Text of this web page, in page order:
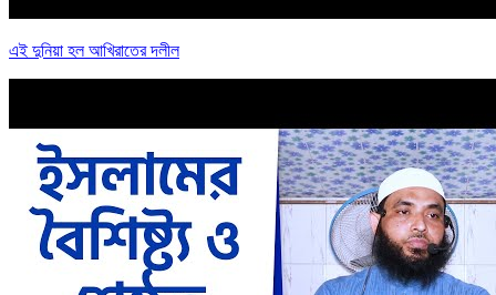
এই দুনিয়া হল আখিরাতের দলীল